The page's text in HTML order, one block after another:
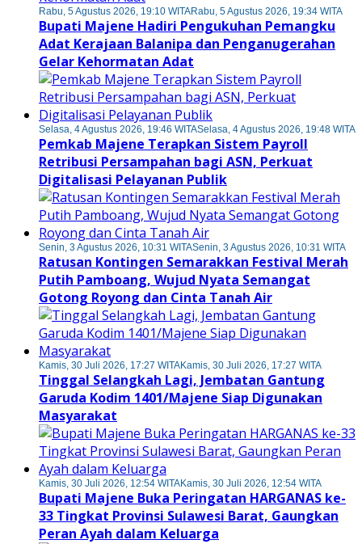
Rabu, 5 Agustus 2026, 19:10 WITARabu, 5 Agustus 2026, 19:34 WITA
Bupati Majene Hadiri Pengukuhan Pemangku
Adat Kerajaan Balanipa dan Penganugerahan
Gelar Kehormatan Adat
Selasa, 4 Agustus 2026, 19:46 WITASelasa, 4 Agustus 2026, 19:48 WITA
Pemkab Majene Terapkan Sistem Payroll
Retribusi Persampahan bagi ASN, Perkuat
Digitalisasi Pelayanan Publik
Senin, 3 Agustus 2026, 10:31 WITASenin, 3 Agustus 2026, 10:31 WITA
Ratusan Kontingen Semarakkan Festival Merah
Putih Pamboang, Wujud Nyata Semangat
Gotong Royong dan Cinta Tanah Air
Kamis, 30 Juli 2026, 17:27 WITAKamis, 30 Juli 2026, 17:27 WITA
Tinggal Selangkah Lagi, Jembatan Gantung
Garuda Kodim 1401/Majene Siap Digunakan
Masyarakat
Kamis, 30 Juli 2026, 12:54 WITAKamis, 30 Juli 2026, 12:54 WITA
Bupati Majene Buka Peringatan HARGANAS ke-
33 Tingkat Provinsi Sulawesi Barat, Gaungkan
Peran Ayah dalam Keluarga